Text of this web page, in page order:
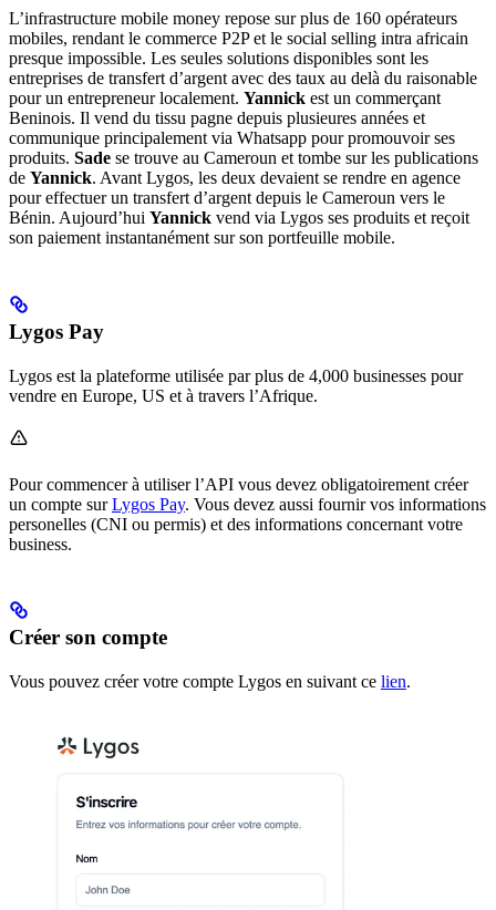
L’infrastructure mobile money repose sur plus de 160 opérateurs
mobiles, rendant le commerce P2P et le social selling intra africain
presque impossible. Les seules solutions disponibles sont les
entreprises de transfert d’argent avec des taux au delà du raisonable
pour un entrepreneur localement. Yannick est un commerçant
Beninois. Il vend du tissu pagne depuis plusieures années et
communique principalement via Whatsapp pour promouvoir ses
produits. Sade se trouve au Cameroun et tombe sur les publications
de Yannick. Avant Lygos, les deux devaient se rendre en agence
pour effectuer un transfert d’argent depuis le Cameroun vers le
Bénin. Aujourd’hui Yannick vend via Lygos ses produits et reçoit
son paiement instantanément sur son portfeuille mobile.
Lygos Pay
Lygos est la plateforme utilisée par plus de 4,000 businesses pour
vendre en Europe, US et à travers l’Afrique.
Pour commencer à utiliser l’API vous devez obligatoirement créer
un compte surLygos Pay. Vous devez aussi fournir vos informations
personelles (CNI ou permis) et des informations concernant votre
business.
Créer son compte
Vous pouvez créer votre compte Lygos en suivant ce lien.